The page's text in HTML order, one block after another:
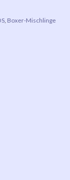
Boxer-Mischlinge